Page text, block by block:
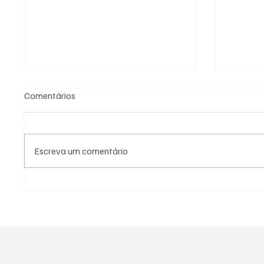
Comentários
Escreva um comentário